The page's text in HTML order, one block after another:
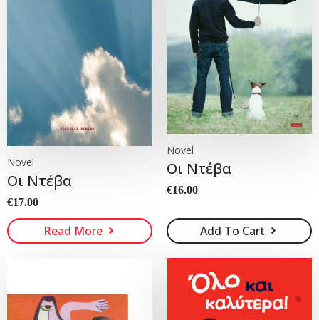
Novel
Οι Ντέβα
€17.00
Read More
Novel
Οι Ντέβα
€16.00
Add To Cart